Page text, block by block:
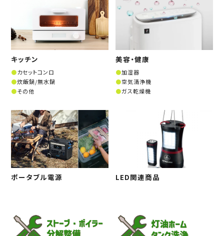
キッチン
カセットコンロ
炊飯鍋/無水鍋
その他
美容・健康
加湿器
空気清浄機
ガス乾燥機
ポータブル電源 LED関連商品